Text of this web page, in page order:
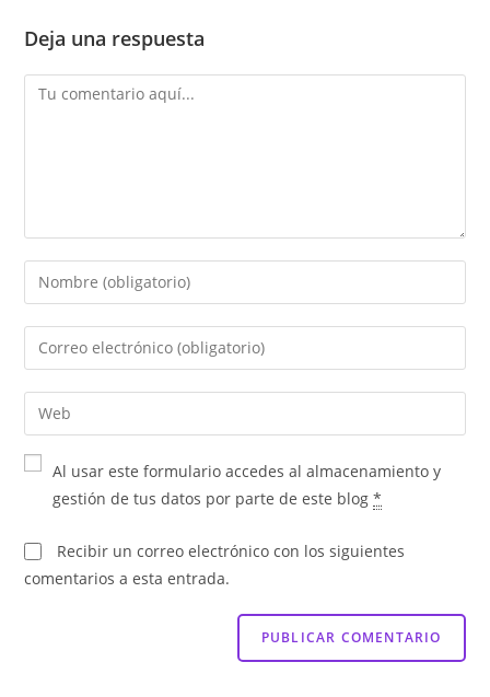
Deja una respuesta
Al usar este formulario accedes al almacenamiento y
gestión de tus datos por parte de este blog*
Recibir un correo electrónico con los siguientes
comentarios a esta entrada.